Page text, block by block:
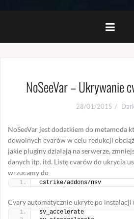
NoSeeVar – Ukrywanie
28/01/2015
NoSeeVar jest dodatkiem do metamoda
dowolnych cvarów w celu redukcji
jakie pluginy działają na serwerze,
danych itp. itd. Listę cvarów do ukrycia
wrzucamy do
cstrike/addons/nsv
Cvary automatycznie ukryte po instalacji
sv_accelerate